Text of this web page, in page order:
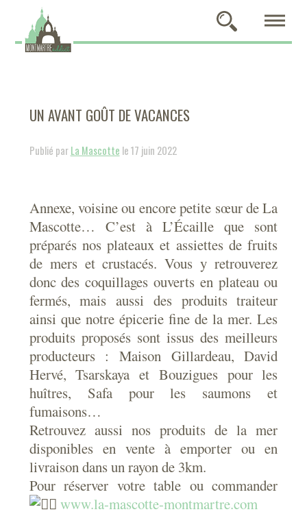
UN AVANT GOÛT DE VACANCES
Publié parLa Mascotte le 17 juin 2022
Annexe, voisine ou encore petite sœur de La
Mascotte… C’est à L’Écaille que sont
préparés nos plateaux et assiettes de fruits
de mers et crustacés. Vous y retrouverez
donc des coquillages ouverts en plateau ou
fermés, mais aussi des produits traiteur
ainsi que notre épicerie fine de la mer. Les
produits proposés sont issus des meilleurs
producteurs : Maison Gillardeau,David
Hervé,Tsarskaya et Bouziguespour les
huîtres, Safa pour les saumons et
fumaisons…
Retrouvez aussi nos produits de la mer
disponibles en vente à emporter ou en
livraison dans un rayon de 3km.
Pour réserver votre table ou commander
www.la-mascotte-montmartre.com